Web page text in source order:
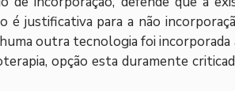
é justificativa para a não
outra tecnologia foi
opção esta duramente